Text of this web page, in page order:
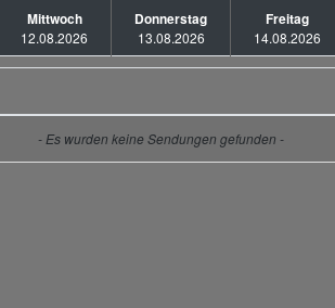
Mittwoch
12.08.2026
Donnerstag
13.08.2026
Freitag
14.08.2026
- Es wurden keine Sendungen gefunden -